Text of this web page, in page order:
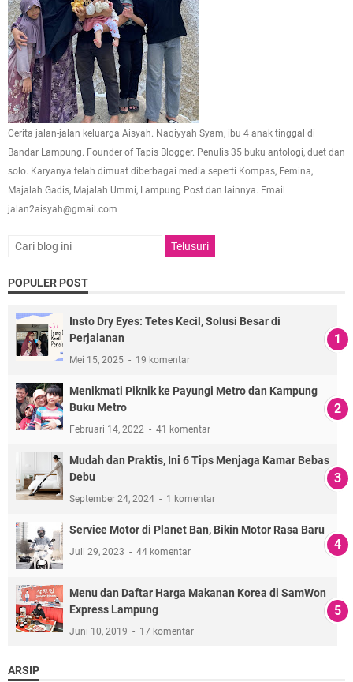
Cerita jalan-jalan keluarga Aisyah. Naqiyyah Syam, ibu 4 anak tinggal di
Bandar Lampung. Founder of Tapis Blogger. Penulis 35 buku antologi, duet dan
solo. Karyanya telah dimuat diberbagai media seperti Kompas, Femina,
Majalah Gadis, Majalah Ummi, Lampung Post dan lainnya. Email
jalan2aisyah@gmail.com
POPULER POST
Insto Dry Eyes: Tetes Kecil, Solusi Besar di
Perjalanan
Mei 15, 2025 19 komentar
Menikmati Piknik ke Payungi Metro dan Kampung
Buku Metro
Februari 14, 2022 41 komentar
Mudah dan Praktis, Ini 6 Tips Menjaga Kamar Bebas
Debu
September 24, 2024 1 komentar
Service Motor di Planet Ban, Bikin Motor Rasa Baru
Juli 29, 2023 44 komentar
Menu dan Daftar Harga Makanan Korea di SamWon
Express Lampung
Juni 10, 2019 17 komentar
ARSIP